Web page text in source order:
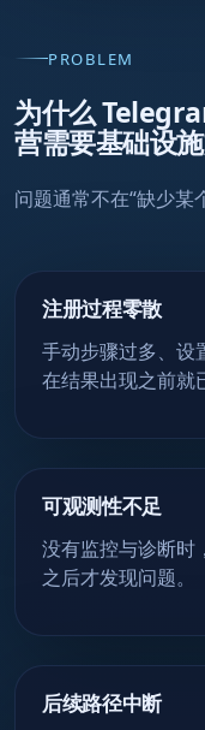
PROBLEM
为什么
营需要基础设
问题通常不在“缺少某
注册过程零散
手动步骤过多、设
在结果出现之前就
可观测性不足
没有监控与诊断时
之后才发现问题。
后续路径中断